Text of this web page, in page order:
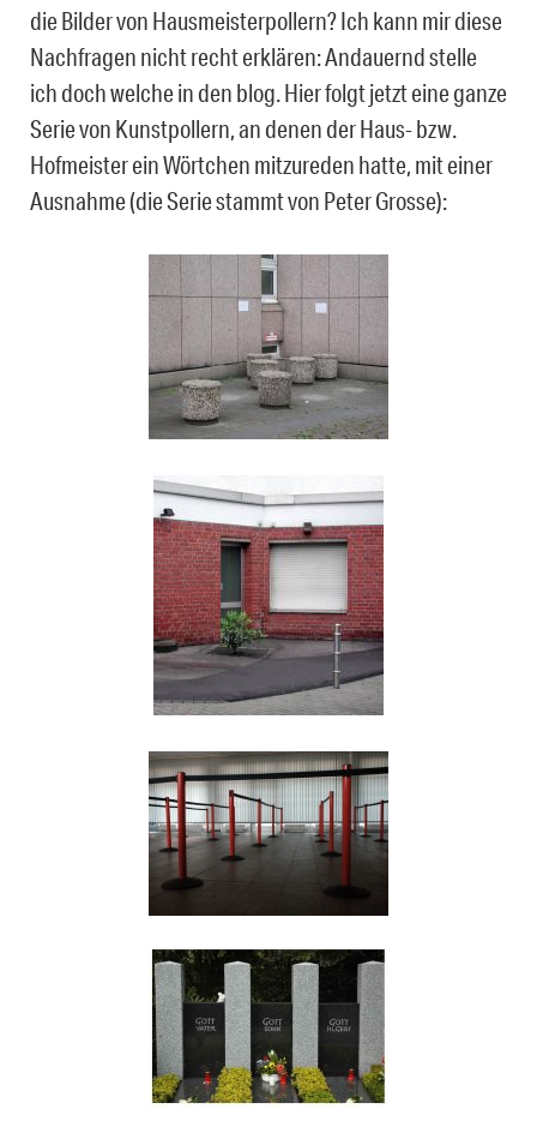
die Bilder von Hausmeisterpollern? Ich kann mir diese
Nachfragen nicht recht erklären: Andauernd stelle
ich doch welche in den blog. Hier folgt jetzt eine ganze
Serie von Kunstpollern, an denen der Haus- bzw.
Hofmeister ein Wörtchen mitzureden hatte, mit einer
Ausnahme (die Serie stammt von Peter Grosse):